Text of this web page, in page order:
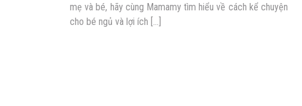
mẹ và bé, hãy cùng Mamamy tìm hiểu về cách kể chuyện
cho bé ngủ và lợi ích […]